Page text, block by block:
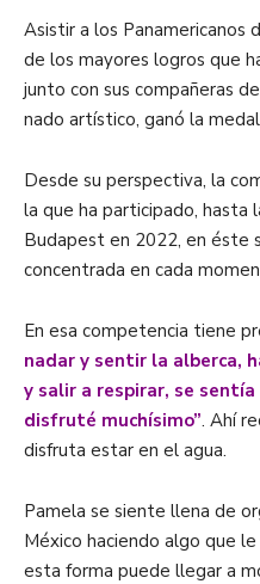
Asistir a los Panamericanos
de los mayores logros que
junto con sus compañeras
nado artístico, ganó la
Desde su perspectiva, la
la que ha participado, hasta
Budapest en 2022, en éste
concentrada en cada
En esa competencia tiene
nadar y sentir la alberca,
y salir a respirar, se
disfruté muchísimo”. Ahí
disfruta estar en el agua.
Pamela se siente llena de
México haciendo algo que
esta forma puede llegar a